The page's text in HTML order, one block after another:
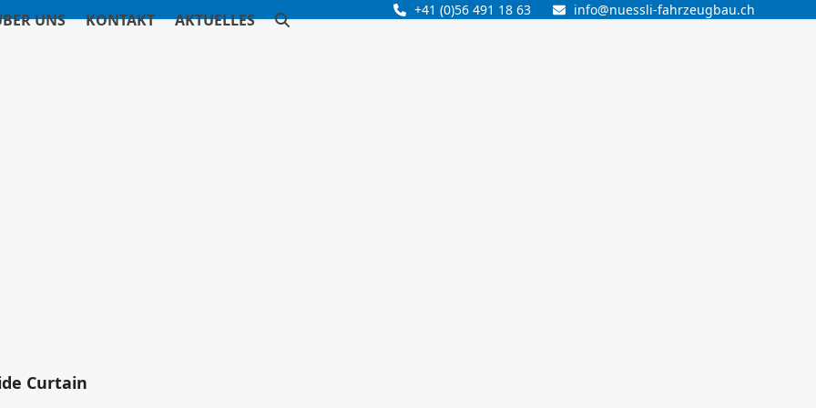
+41 (0)56 491 18 63 info@nuessli-fahrzeugbau.ch
UNS KONTAKT AKTUELLES
Curtain